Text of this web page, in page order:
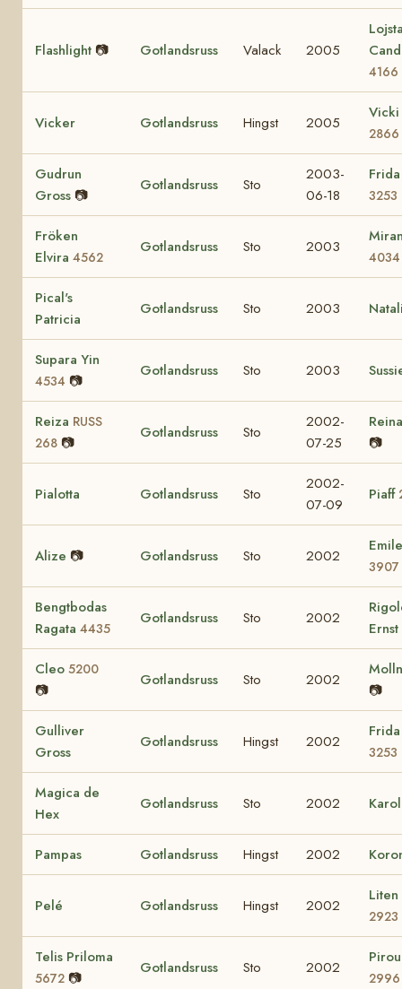
Flashlight 📷 Gotlandsruss Valack 2005
4166
Vicker Gotlandsruss Hingst 2005
2866
Gudrun
Gross 📷
Gotlandsruss Sto
2003-
06-18
3253
Fröken
Elvira 4562
Gotlandsruss Sto 2003
4034
Pical's
Patricia
Gotlandsruss Sto 2003
Supara Yin
4534 📷
Gotlandsruss Sto 2003
Reiza RUSS
268 📷
Gotlandsruss Sto
2002-
07-25
📷
Pialotta Gotlandsruss Sto
2002-
07-09
Piaff
Alize 📷 Gotlandsruss Sto 2002
3907
Bengtbodas
Ragata 4435
Gotlandsruss Sto 2002
Ernst
Cleo 5200
📷
Gotlandsruss Sto 2002
📷
Gulliver
Gross
Gotlandsruss Hingst 2002
3253
Magica de
Hex
Gotlandsruss Sto 2002
Pampas Gotlandsruss Hingst 2002
Pelé Gotlandsruss Hingst 2002
2923
Telis Priloma
5672 📷
Gotlandsruss Sto 2002
2996